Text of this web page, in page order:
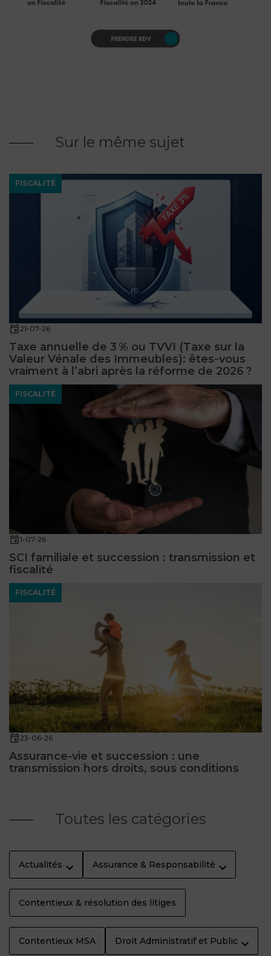
Sur le même sujet
FISCALITÉ
21-07-26
Taxe annuelle de 3 % ou TVVI (Taxe sur la
Valeur Vénale des Immeubles): êtes‑vous
vraiment à l’abri après la réforme de 2026 ?
FISCALITÉ
1-07-26
SCI familiale et succession : transmission et
fiscalité
FISCALITÉ
23-06-26
Assurance-vie et succession : une
transmission hors droits, sous conditions
Toutes les catégories
Actualités Assurance & Responsabilité
Contentieux & résolution des litiges
Contentieux MSA Droit Administratif et Public